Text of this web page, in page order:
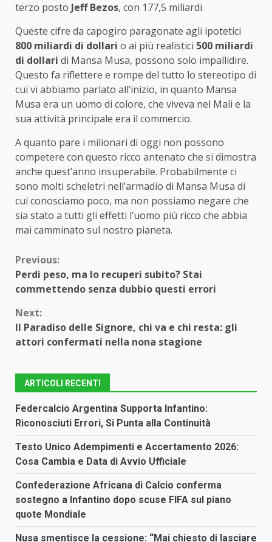
terzo posto Jeff Bezos, con 177,5 miliardi.
Queste cifre da capogiro paragonate agli ipotetici
800 miliardi di dollari o ai più realistici 500 miliardi
di dollari di Mansa Musa, possono solo impallidire.
Questo fa riflettere e rompe del tutto lo stereotipo di
cui vi abbiamo parlato all’inizio, in quanto Mansa
Musa era un uomo di colore, che viveva nel Mali e la
sua attività principale era il commercio.
A quanto pare i milionari di oggi non possono
competere con questo ricco antenato che si dimostra
anche quest’anno insuperabile. Probabilmente ci
sono molti scheletri nell’armadio di Mansa Musa di
cui conosciamo poco, ma non possiamo negare che
sia stato a tutti gli effetti l’uomo più ricco che abbia
mai camminato sul nostro pianeta.
Continue
Reading
Previous:
Perdi peso, ma lo recuperi subito? Stai
commettendo senza dubbio questi errori
Next:
Il Paradiso delle Signore, chi va e chi resta: gli
attori confermati nella nona stagione
ARTICOLI RECENTI
Federcalcio Argentina Supporta Infantino:
Riconosciuti Errori, Si Punta alla Continuità
Testo Unico Adempimenti e Accertamento 2026:
Cosa Cambia e Data di Avvio Ufficiale
Confederazione Africana di Calcio conferma
sostegno a Infantino dopo scuse FIFA sul piano
quote Mondiale
Nusa smentisce la cessione: “Mai chiesto di lasciare